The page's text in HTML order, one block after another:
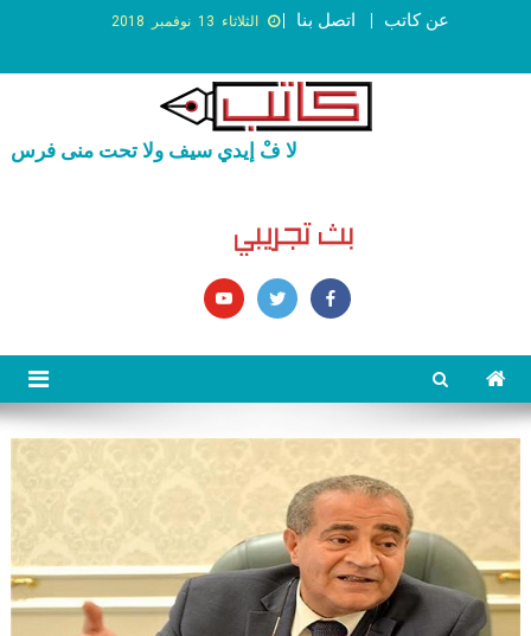
الثلاثاء 13 نوفمبر 2018 اتصل بنا عن كاتب
لا فْ إيدي سيف ولا تحت منى فرس